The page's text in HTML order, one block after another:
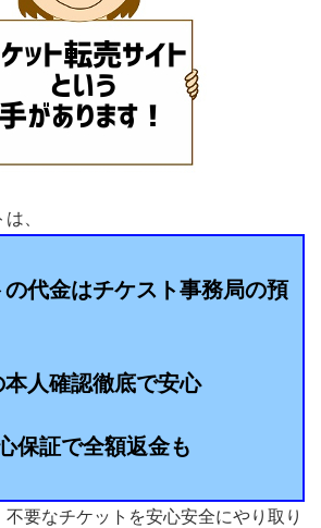
、
の代金はチケスト事務局の預
本人確認徹底で安心
保証で全額返金も
要なチケットを安心安全にやり取り